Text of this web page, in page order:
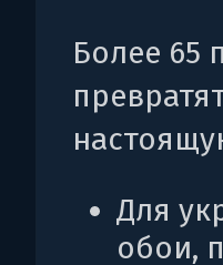
Более 65
Для
обои,